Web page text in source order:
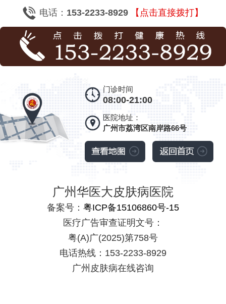
电话： 153-2233-8929 【点击直接拨打】
门诊时间
08:00-21:00
医院地址：
广州市荔湾区南岸路66号
广州华医大皮肤病医院
备案号： 粤ICP备15106860号-15
医疗广告审查证明文号：
粤(A)广(2025)第758号
电话热线：153-2233-8929
广州皮肤病在线咨询